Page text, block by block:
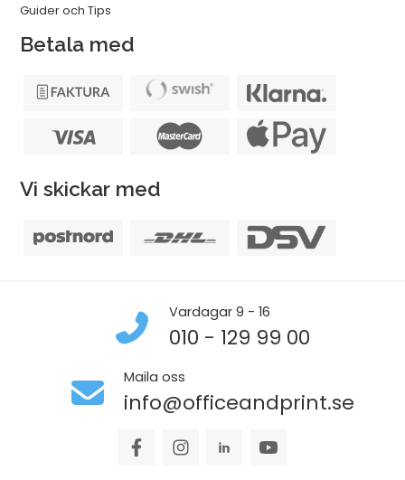
Guider och Tips
Betala med
Vi skickar med
Vardagar 9 - 16
010 - 129 99 00
Maila oss
info@officeandprint.se